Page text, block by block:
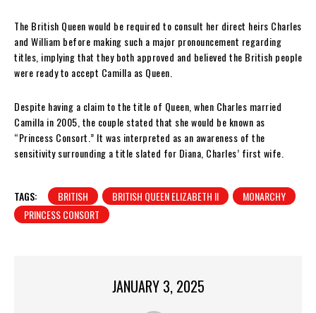
The British Queen would be required to consult her direct heirs Charles
and William before making such a major pronouncement regarding
titles, implying that they both approved and believed the British people
were ready to accept Camilla as Queen.
Despite having a claim to the title of Queen, when Charles married
Camilla in 2005, the couple stated that she would be known as
“Princess Consort.” It was interpreted as an awareness of the
sensitivity surrounding a title slated for Diana, Charles’ first wife.
TAGS: BRITISH BRITISH QUEEN ELIZABETH II
MONARCHY
PRINCESS CONSORT
JANUARY 3, 2025